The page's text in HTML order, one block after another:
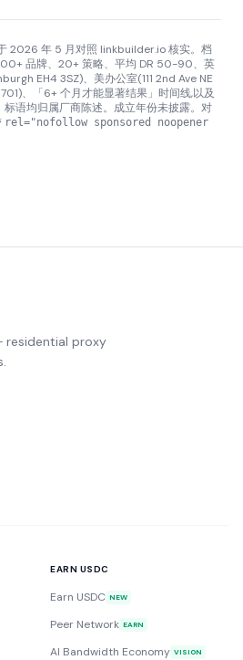
2026 年 5 月对照 linkbuilder.io 核实。档
品牌、20+ 策略、平均 DR 50-90、英
EH4 3SZ)、美办公室(111 2nd Ave NE
、「6+ 个月才能显著结果」时间线,以及
标语均归属厂商陈述。成立年份未披露。对
rel="nofollow sponsored noopener
residential proxy
EARN USDC
Earn USDC NEW
Peer Network EARN
AI Bandwidth Economy VISION